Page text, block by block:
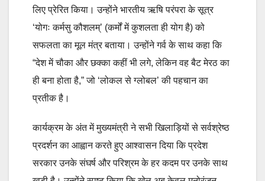
लिए प्रेरित किया। उन्होंने भारतीय ऋषि परंपरा के सूत्र
‘योगः कर्मसु कौशलम्’ (कर्मों में कुशलता ही योग है) को
सफलता का मूल मंत्र बताया। उन्होंने गर्व के साथ कहा कि
“देश में चौका और छक्का कहीं भी लगे, लेकिन वह बैट मेरठ का
ही बना होता है,” जो ‘लोकल से ग्लोबल’ की पहचान का
प्रतीक है।
कार्यक्रम के अंत में मुख्यमंत्री ने सभी खिलाड़ियों से सर्वश्रेष्ठ
प्रदर्शन का आह्वान करते हुए आश्वासन दिया कि प्रदेश
सरकार उनके संघर्ष और परिश्रम के हर कदम पर उनके साथ